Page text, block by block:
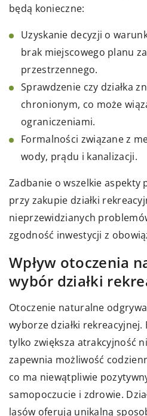
będą konieczne:
Uzyskanie decyzji o
brak miejscowego planu
przestrzennego.
Sprawdzenie czy działka
chronionym, co może
ograniczeniami.
Formalności związane z
wody, prądu i kanalizacji.
Zadbanie o wszelkie aspekty
przy zakupie działki
nieprzewidzianych
zgodność inwestycji z
Wpływ otoczenia
wybór działki
Otoczenie naturalne
wyborze działki
tylko zwiększa atrakcyjność
zapewnia możliwość
co ma niewątpliwie
samopoczucie i zdrowie.
lasów oferują unikalną